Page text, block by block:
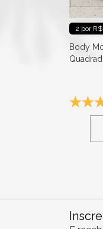
2 por
Body